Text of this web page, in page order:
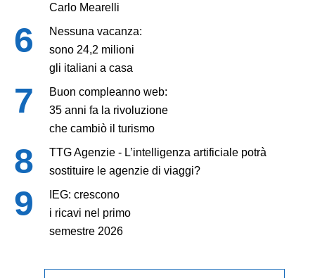
Carlo Mearelli
Nessuna vacanza:
sono 24,2 milioni
gli italiani a casa
Buon compleanno web:
35 anni fa la rivoluzione
che cambiò il turismo
TTG Agenzie - L’intelligenza artificiale potrà
sostituire le agenzie di viaggi?
IEG: crescono
i ricavi nel primo
semestre 2026